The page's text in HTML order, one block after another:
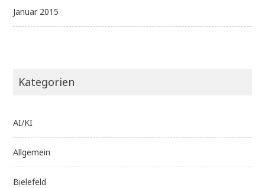
Januar 2015
Kategorien
AI/KI
Allgemein
Bielefeld